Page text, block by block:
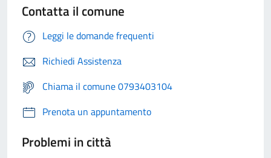
Contatta il comune
Leggi le domande frequenti
Richiedi Assistenza
Chiama il comune 0793403104
Prenota un appuntamento
Problemi in città